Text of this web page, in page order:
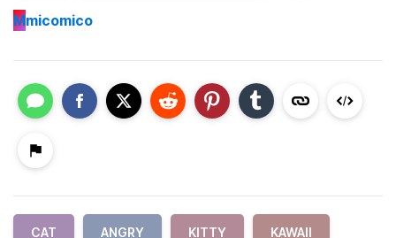
Mmicomico
CAT ANGRY KITTY KAWAII